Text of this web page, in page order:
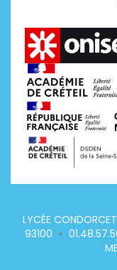
LYCÉE
93100 •